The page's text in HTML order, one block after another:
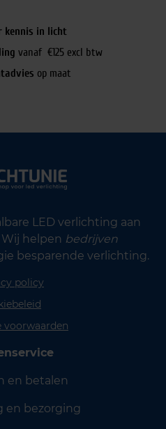
kennis in licht
vanaf €125 excl btw
op maat
LED verlichting aan
helpen bedrijven
besparende verlichting.
policy
voorwaarden
en betalen
en bezorging